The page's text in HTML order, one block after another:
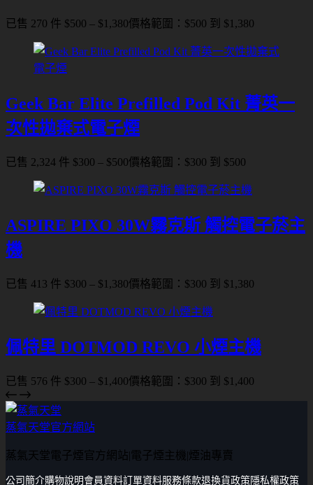
已售 270 件 $500 – $ 1,380價格範圍：$500 到 $1,380
Geek Bar Elite Prefilled Pod Kit 菁英一
次性拋棄式電子煙
已售 2,324 件 $300 – $500價格範圍：$300 到 $500
ASPIRE PIXO 30W霧克斯 觸控電子菸主
機
已售 413 件 $300 – $ 1,380價格範圍：$300 到 $1,380
佩特里 DOTMOD REVO 小煙主機
已售 576 件 $300 – $ 1,400價格範圍：$300 到 $1,400
蒸氣天堂官方網站
蒸氣天堂電子煙官方網站|電子煙主機|煙油專賣
公司簡介購物說明會員資料訂單資料服務條款退換貨政策隱私權政策